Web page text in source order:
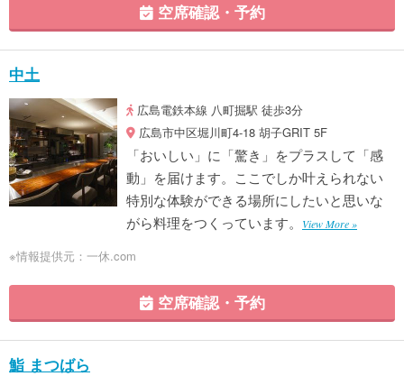
空席確認・予約
中土
広島電鉄本線 八町掘駅 徒歩3分
広島市中区堀川町4-18 胡子GRIT 5F
「おいしい」に「驚き」をプラスして「感
動」を届けます。ここでしか叶えられない
特別な体験ができる場所にしたいと思いな
がら料理をつくっています。
View More »
※情報提供元：一休.com
空席確認・予約
鮨 まつばら